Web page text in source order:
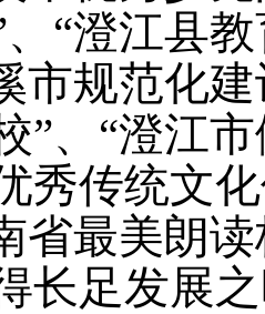
“澄江县
市规范化
”、“澄江
秀传统文
省最美朗
长足发展